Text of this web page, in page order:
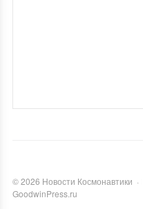
©2026 Новости Космонавтики ·
GoodwinPress.ru